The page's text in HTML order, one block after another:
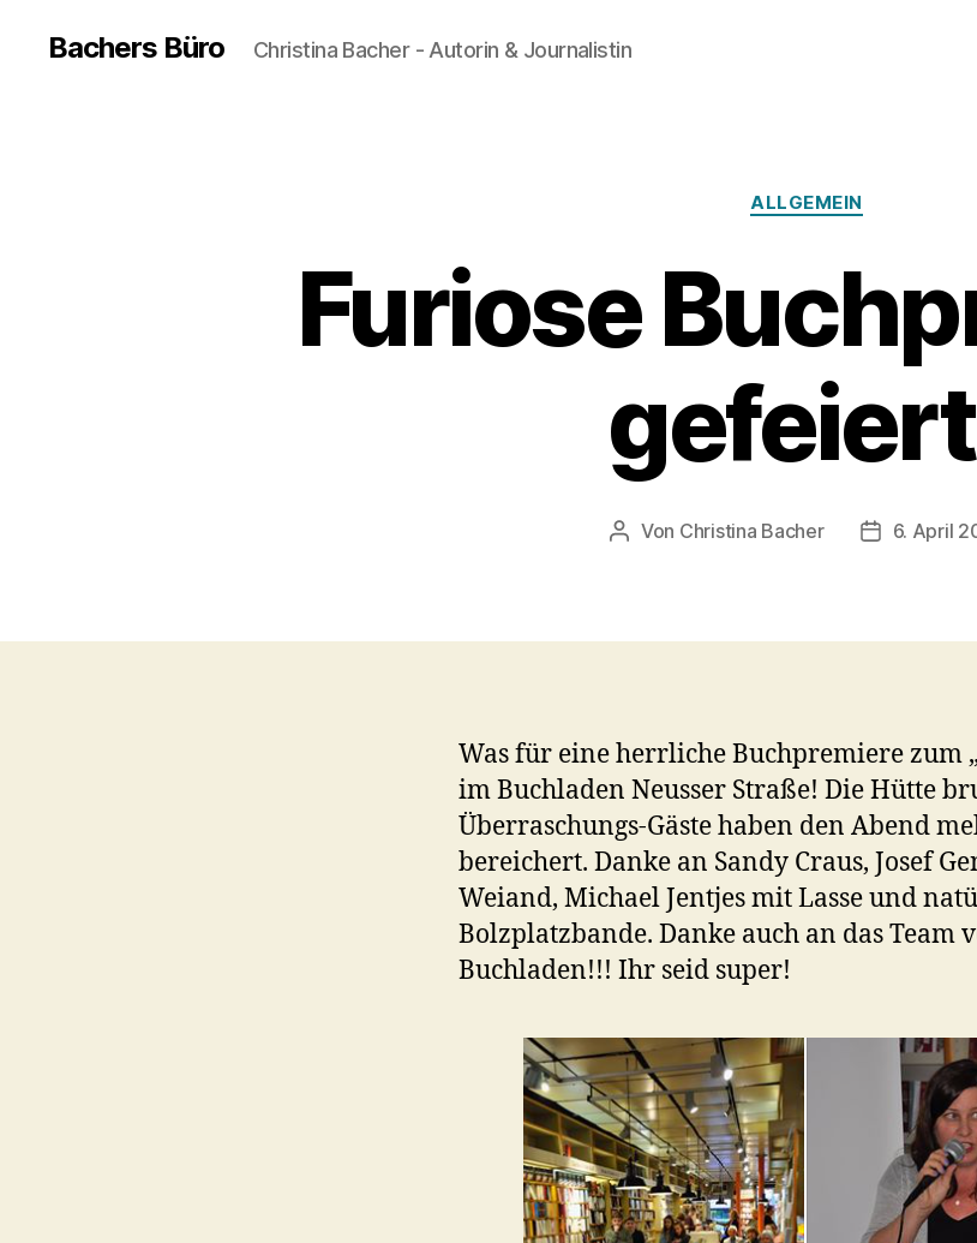
Bachers Büro Christina Bacher - Autorin & Journalistin
Kategorien
ALLGEMEIN
Furiose
Beitragsautor
Von Christina Bacher 6. April
Was für eine herrliche Buchpremiere zum
im Buchladen Neusser Straße! Die Hütte
Überraschungs-Gäste haben den Abend
bereichert. Danke an Sandy Craus, Josef
Weiand, Michael Jentjes mit Lasse und
Bolzplatzbande. Danke auch an das Team
Buchladen!!! Ihr seid super!